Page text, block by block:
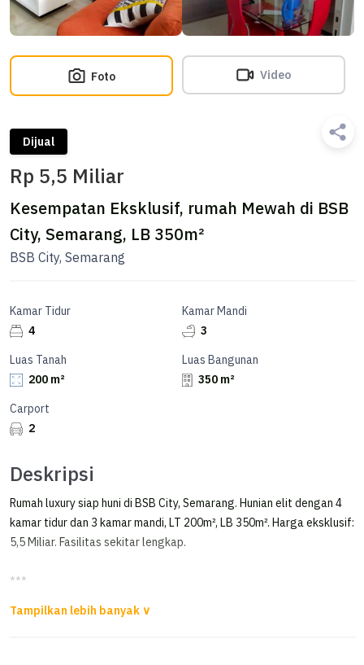
Foto Video
Dijual
Rp 5,5 Miliar
Kesempatan Eksklusif, rumah Mewah di BSB
City, Semarang, LB 350m²
BSB City, Semarang
Kamar Tidur
4
Kamar Mandi
3
Luas Tanah
200 m²
Luas Bangunan
350 m²
Carport
2
Deskripsi
Rumah luxury siap huni di BSB City, Semarang. Hunian elit dengan 4
kamar tidur dan 3 kamar mandi, LT 200m², LB 350m². Harga eksklusif:
5,5 Miliar. Fasilitas sekitar lengkap.
***